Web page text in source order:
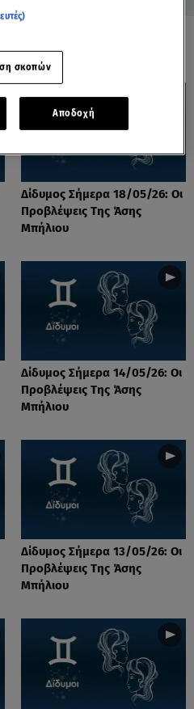
Δίδυμος Σήμερα 18/05/26: Οι
Προβλέψεις Της Άσης
Μπήλιου
Δίδυμος Σήμερα 14/05/26: Οι
Προβλέψεις Της Άσης
Μπήλιου
Δίδυμος Σήμερα 13/05/26: Οι
Προβλέψεις Της Άσης
Μπήλιου
σκοπών
Αποδοχή